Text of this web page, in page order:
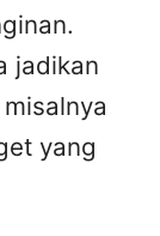
jadikan
yang